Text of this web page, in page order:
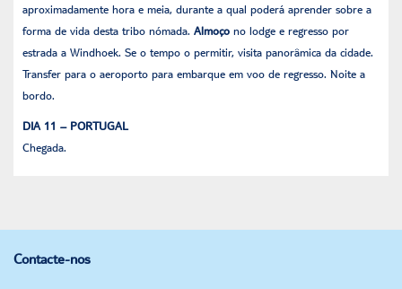
aproximadamente hora e meia, durante a qual poderá aprender sobre a
forma de vida desta tribo nómada. Almoço no lodge e regresso por
estrada a Windhoek. Se o tempo o permitir, visita panorâmica da cidade.
Transfer para o aeroporto para embarque em voo de regresso. Noite a
bordo.
DIA 11 – PORTUGAL
Chegada.
Contacte-nos